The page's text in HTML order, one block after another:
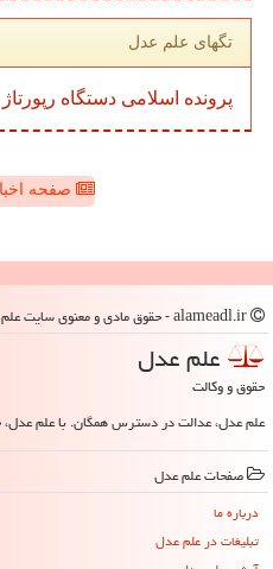
تگهای علم عدل
پرونده اسلامی دستگاه رپورتاژ
صفحه
علم عدل
حقوق و وکالت
علم عدل، عدالت در دسترس همگان. با علم
صفحات علم عدل
درباره ما
تبلیغات در علم عدل